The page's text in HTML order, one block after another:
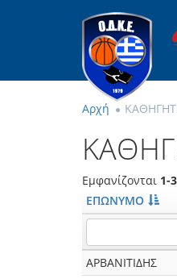
Αρχή
Εμφανίζονται 1-
ΕΠΩΝΥΜΟ
ΑΡΒΑΝΙΤΙΔΗΣ